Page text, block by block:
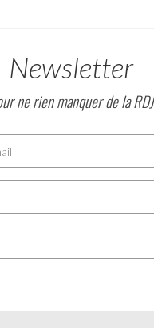
Newsletter
ne rien manquer de la RDJ